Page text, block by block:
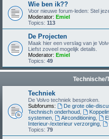
Wie ben ik??
Voor nieuwe forum-leden: Stel
Moderator: Emiel
Topics: 113
De Projecten
Maak hier een verslag van je
Liefst zoveel mogelijk details.
Moderator: Emiel
Topics: 49
Technische/
Techniek
De Volvo techniek besproken.
Subforums:
De grote olie-
Technisch onderhoud
systemen
Airconditioning,
Interieur-/exterieur verzorging
Topics: 79